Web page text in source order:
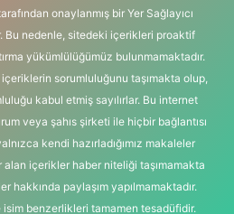
onaylanmış bir Yer Sağlayıcı
Bu nedenle, sitedeki içerikleri proaktif
yükümlülüğümüz bulunmamaktadır.
sorumluluğunu taşımakta olup,
kabul etmiş sayılırlar. Bu internet
veya şahıs şirketi ile hiçbir bağlantısı
kendi hazırladığımız makaleler
alan içerikler haber niteliği taşımamakta
hakkında paylaşım yapılmamaktadır.
benzerlikleri tamamen tesadüfidir.